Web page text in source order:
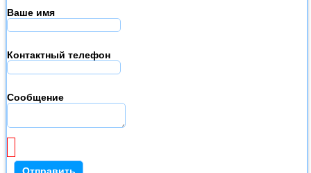
Ваше имя
Контактный телефон
Сообщение